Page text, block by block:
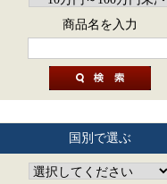
商品名を入力
国別で選ぶ